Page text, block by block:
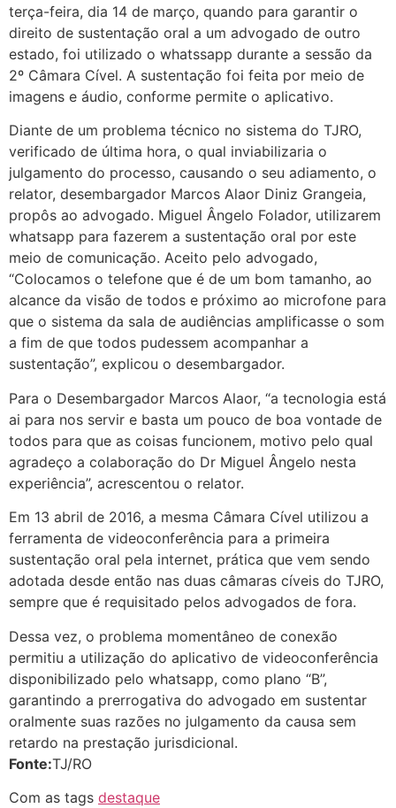
terça-feira, dia 14 de março, quando para garantir o
direito de sustentação oral a um advogado de outro
estado, foi utilizado o whatssapp durante a sessão da
2º Câmara Cível. A sustentação foi feita por meio de
imagens e áudio, conforme permite o aplicativo.
Diante de um problema técnico no sistema do TJRO,
verificado de última hora, o qual inviabilizaria o
julgamento do processo, causando o seu adiamento, o
relator, desembargador Marcos Alaor Diniz Grangeia,
propôs ao advogado. Miguel Ângelo Folador, utilizarem
whatsapp para fazerem a sustentação oral por este
meio de comunicação. Aceito pelo advogado,
“Colocamos o telefone que é de um bom tamanho, ao
alcance da visão de todos e próximo ao microfone para
que o sistema da sala de audiências amplificasse o som
a fim de que todos pudessem acompanhar a
sustentação”, explicou o desembargador.
Para o Desembargador Marcos Alaor, “a tecnologia está
ai para nos servir e basta um pouco de boa vontade de
todos para que as coisas funcionem, motivo pelo qual
agradeço a colaboração do Dr Miguel Ângelo nesta
experiência”, acrescentou o relator.
Em 13 abril de 2016, a mesma Câmara Cível utilizou a
ferramenta de videoconferência para a primeira
sustentação oral pela internet, prática que vem sendo
adotada desde então nas duas câmaras cíveis do TJRO,
sempre que é requisitado pelos advogados de fora.
Dessa vez, o problema momentâneo de conexão
permitiu a utilização do aplicativo de videoconferência
disponibilizado pelo whatsapp, como plano “B”,
garantindo a prerrogativa do advogado em sustentar
oralmente suas razões no julgamento da causa sem
retardo na prestação jurisdicional.
Fonte:TJ/RO
Com as tags destaque